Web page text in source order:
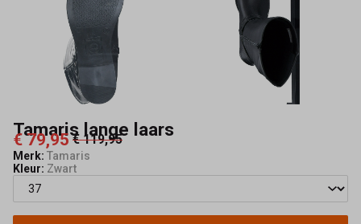
Tamaris lange laars
€ 79,95 € 119,95
Merk: Tamaris
Kleur: Zwart